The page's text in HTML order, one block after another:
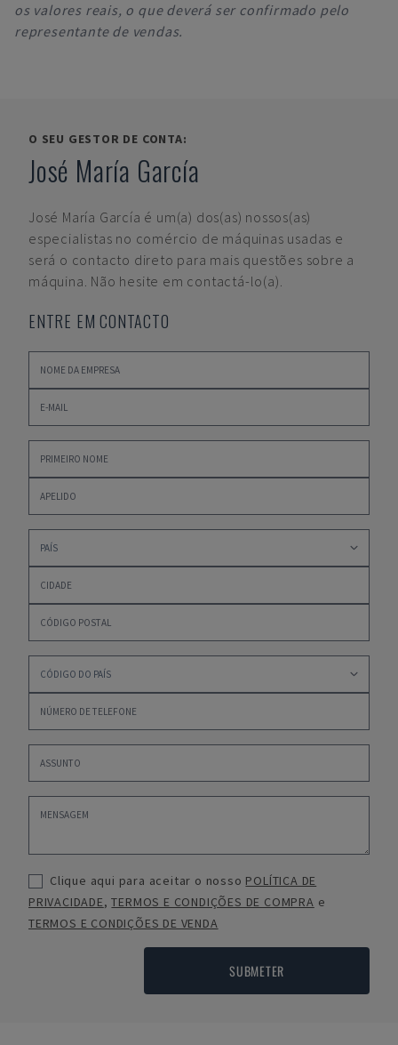
os valores reais, o que deverá ser confirmado pelo
representante de vendas.
O SEU GESTOR DE CONTA:
José María García
José María García é um(a) dos(as) nossos(as)
especialistas no comércio de máquinas usadas e
será o contacto direto para mais questões sobre a
máquina. Não hesite em contactá-lo(a).
ENTRE EM CONTACTO
Clique aqui para aceitar o nosso POLÍTICA DE
PRIVACIDADE,TERMOS E CONDIÇÕES DE COMPRA e
TERMOS E CONDIÇÕES DE VENDA
SUBMETER